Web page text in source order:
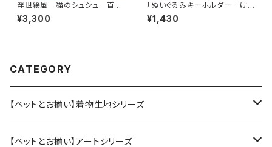
浮世絵風 猫のシュシュ 首
輪 鹿の子 絞り（しぼり）赤
歌川国芳「鼠よけの猫」高橋弘明
¥3,300
「ぬいぐるみキーホルダー」「けり
ぐるみ」ムンク 叫び オディロ
ン・ルドン 起源 眼 目玉
¥1,430
CATEGORY
【ペットとお揃い】着物生地シリーズ
ペット用アクセサリー
【ペットとお揃い】アートシリーズ